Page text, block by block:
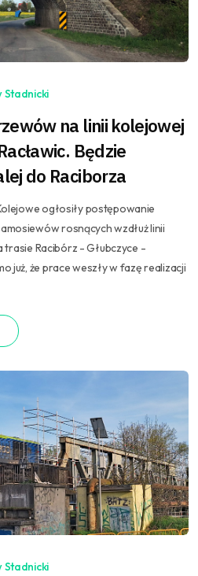
Stadnicki
na linii kolejowej
Będzie
do Raciborza
ogłosiły postępowanie
rosnących wzdłuż linii
trasie Racibórz - Głubczyce -
już, że prace weszły w fazę realizacji
Stadnicki